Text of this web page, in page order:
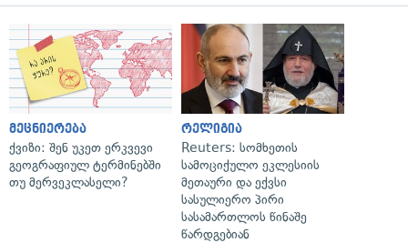
მეცნიერება
ქვიზი: შენ უკეთ ერკვევი
გეოგრაფიულ ტერმინებში
თუ მერვეკლასელი?
რელიგია
Reuters: სომხეთის
სამოციქულო ეკლესიის
მეთაური და ექვსი
სასულიერო პირი
სასამართლოს წინაშე
წარდგებიან